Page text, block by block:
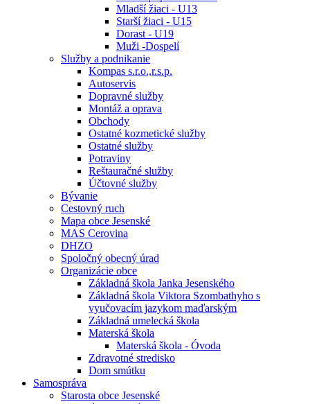
Mladší žiaci - U13
Starší žiaci - U15
Dorast - U19
Muži -Dospelí
Služby a podnikanie
Kompas s.r.o.,r.s.p.
Autoservis
Dopravné služby
Montáž a oprava
Obchody
Ostatné kozmetické služby
Ostatné služby
Potraviny
Reštauračné služby
Účtovné služby
Bývanie
Cestovný ruch
Mapa obce Jesenské
MAS Cerovina
DHZO
Spoločný obecný úrad
Organizácie obce
Základná škola Janka Jesenského
Základná škola Viktora Szombathyho s
vyučovacím jazykom maďarským
Základná umelecká škola
Materská škola
Materská škola - Óvoda
Zdravotné stredisko
Dom smútku
Samospráva
Starosta obce Jesenské